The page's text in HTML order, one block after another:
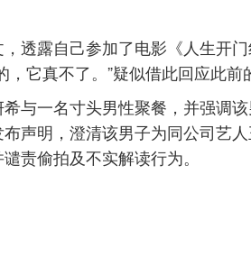
透露自己参加了电影《人生开
它真不了。”疑似借此回应此前
与一名寸头男性聚餐，并强调
声明，澄清该男子为同公司艺
责偷拍及不实解读行为。